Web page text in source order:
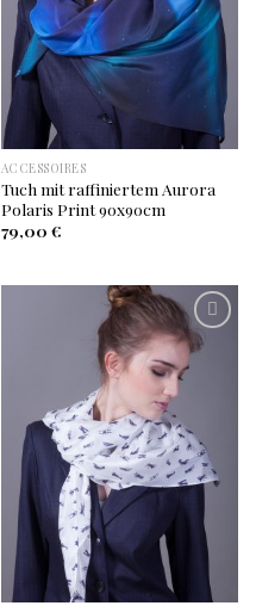
ACCESSOIRES
Tuch mit raffiniertem Aurora
Polaris Print 90x90cm
79,00 €
die
Wunschliste